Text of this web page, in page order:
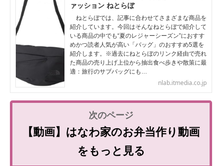
ァッション ねとらぼ
ねとらぼでは、記事に合わせてさまざまな商品を
紹介しています。今回はそんなねとらぼで紹介して
いる商品の中でも“夏のレジャーシーズン”におすす
めかつ読者人気が高い「バッグ」のおすすめ5選を
紹介します。※過去にねとらぼのリンク経由で売れ
た商品の売り上げ上位から抽出食べ歩きや散策に最
適：旅行のサブバッグにも…
nlab.itmedia.co.jp
【動画】はなわ家のお弁当作り動画
をもっと見る